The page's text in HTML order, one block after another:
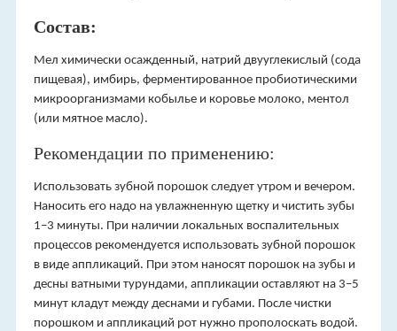
Состав:
Мел химически осажденный, натрий двууглекислый (сода
пищевая), имбирь, ферментированное пробиотическими
микроорганизмами кобылье и коровье молоко, ментол
(или мятное масло).
Рекомендации по применению:
Использовать зубной порошок следует утром и вечером.
Наносить его надо на увлажненную щетку и чистить зубы
1–3 минуты. При наличии локальных воспалительных
процессов рекомендуется использовать зубной порошок
в виде аппликаций. При этом наносят порошок на зубы и
десны ватными турундами, аппликации оставляют на 3–5
минут кладут между деснами и губами. После чистки
порошком и аппликаций рот нужно прополоскать водой.